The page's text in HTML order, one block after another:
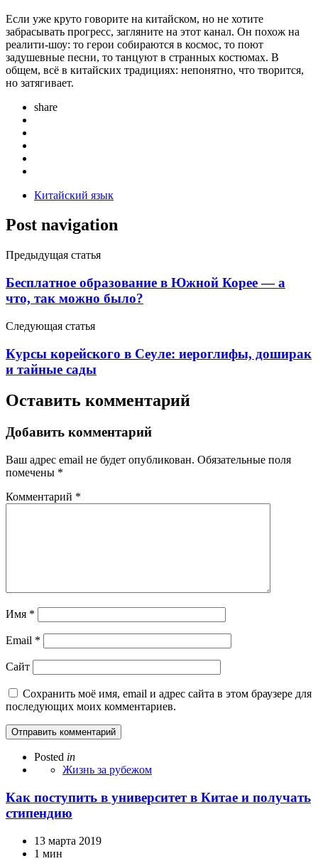
Если уже круто говорите на китайском, но не хотите
забрасывать прогресс, загляните на этот канал. Он похож на
реалити-шоу: то герои собираются в космос, то поют
задушевные песни, то танцуют в странных костюмах. В
общем, всё в китайских традициях: непонятно, что творится,
но затягивает.
share
Китайский язык
Post navigation
Предыдущая статья
Бесплатное образование в Южной Корее — а
что, так можно было?
Следующая статья
Курсы корейского в Сеуле: иероглифы, доширак
и тайные сады
Оставить комментарий
Добавить комментарий
Ваш адрес email не будет опубликован. Обязательные поля
помечены *
Комментарий *
Имя *
Email *
Сайт
Сохранить моё имя, email и адрес сайта в этом браузере для
последующих моих комментариев.
Posted in
Жизнь за рубежом
Как поступить в университет в Китае и получать
стипендию
13 марта 2019
1 мин